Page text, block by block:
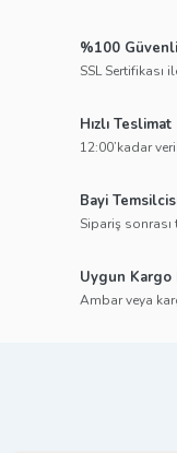
%100
SSL Sertifikası
Hızlı Teslimat
12:00’kadar
Bayi
Sipariş
Uygun Kargo
Ambar veya